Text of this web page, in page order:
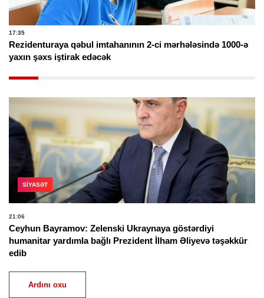
17:35
Rezidenturaya qəbul imtahanının 2-ci mərhələsində 1000-ə
yaxın şəxs iştirak edəcək
SIYASƏT
21:06
Ceyhun Bayramov: Zelenski Ukraynaya göstərdiyi
humanitar yardımla bağlı Prezident İlham Əliyevə təşəkkür
edib
Ardını oxu